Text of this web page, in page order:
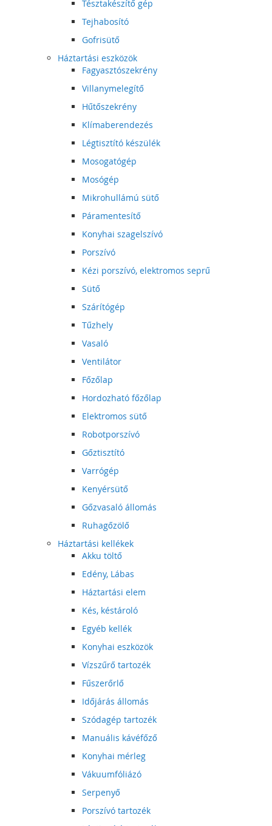
Tésztakészítő gép
Tejhabosító
Gofrisütő
Háztartási eszközök
Fagyasztószekrény
Villanymelegítő
Hűtőszekrény
Klímaberendezés
Légtisztító készülék
Mosogatógép
Mosógép
Mikrohullámú sütő
Páramentesítő
Konyhai szagelszívó
Porszívó
Kézi porszívó, elektromos seprű
Sütő
Szárítógép
Tűzhely
Vasaló
Ventilátor
Főzőlap
Hordozható főzőlap
Elektromos sütő
Robotporszívó
Gőztisztító
Varrógép
Kenyérsütő
Gőzvasaló állomás
Ruhagőzölő
Háztartási kellékek
Akku töltő
Edény, Lábas
Háztartási elem
Kés, késtároló
Egyéb kellék
Konyhai eszközök
Vízszűrő tartozék
Fűszerőrlő
Időjárás állomás
Szódagép tartozék
Manuális kávéfőző
Konyhai mérleg
Vákuumfóliázó
Serpenyő
Porszívó tartozék